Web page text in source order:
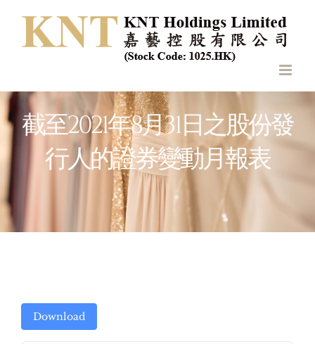
截至2021年8月31日之股份發
行人的證券變動月報表
Download